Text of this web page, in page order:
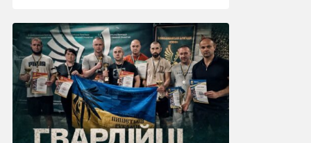
12:57, 2.08.2026